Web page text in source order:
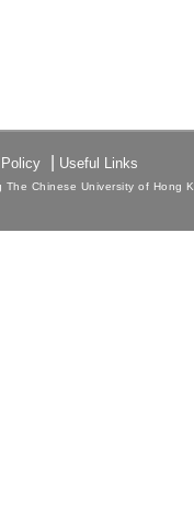
Useful Links
Chinese University of Hong